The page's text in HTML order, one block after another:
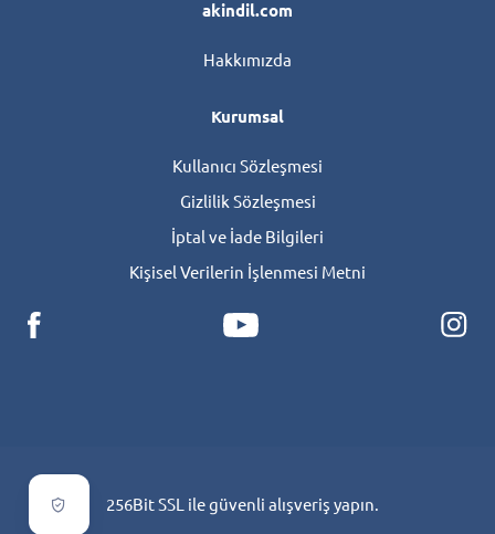
akindil.com
Hakkımızda
Kurumsal
Kullanıcı Sözleşmesi
Gizlilik Sözleşmesi
İptal ve İade Bilgileri
Kişisel Verilerin İşlenmesi Metni
256Bit SSL ile güvenli alışveriş yapın.